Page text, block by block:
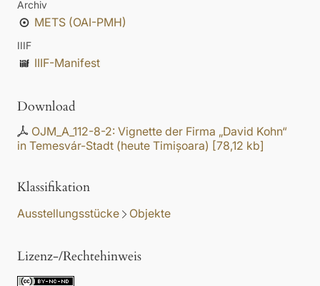
Archiv
METS (OAI-PMH)
IIIF
IIIF-Manifest
Download
OJM_A_112-8-2: Vignette der Firma „David Kohn“
in Temesvár-Stadt (heute Timișoara) [78,12 kb]
Klassifikation
Ausstellungsstücke Objekte
Lizenz-/Rechtehinweis